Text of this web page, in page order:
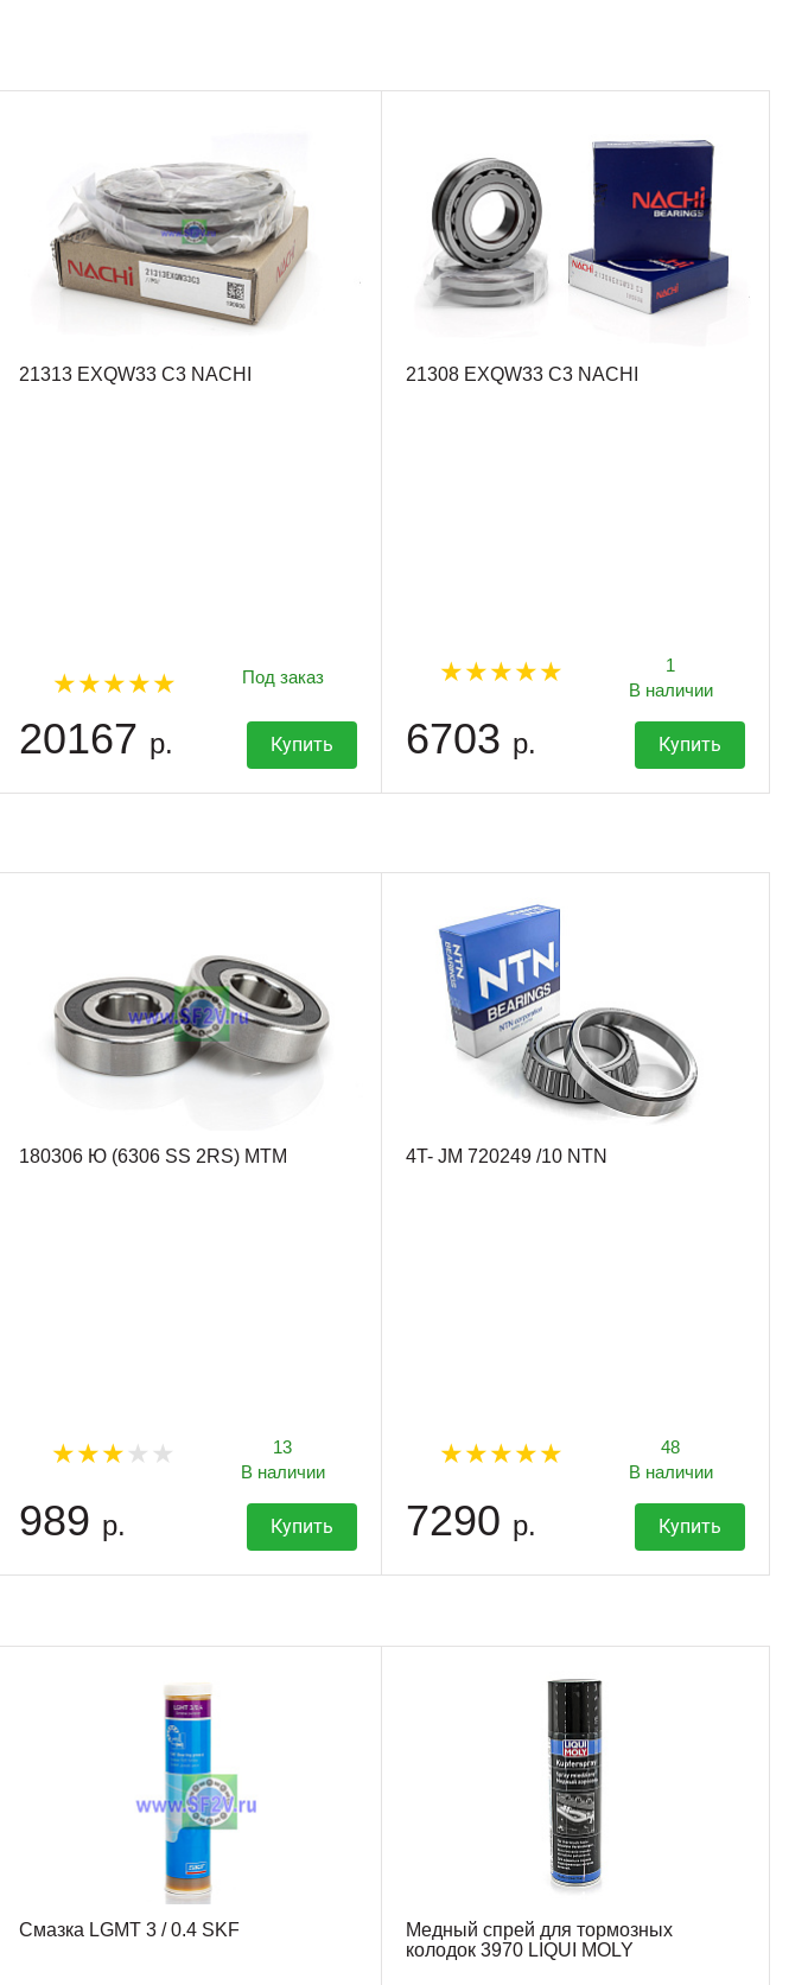
21313 EXQW33 C3 NACHI
Под заказ
20167 р. Купить
21308 EXQW33 C3 NACHI
1
В наличии
6703 р. Купить
180306 Ю (6306 SS 2RS) MTM
13
В наличии
989 р. Купить
4T- JM 720249 /10 NTN
48
В наличии
7290 р. Купить
Смазка LGMT 3 / 0.4 SKF
Медный спрей для тормозных
колодок 3970 LIQUI MOLY